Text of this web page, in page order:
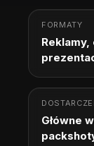
FORMATY
Główne